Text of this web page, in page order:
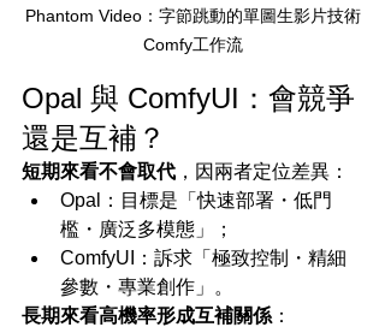
Phantom Video：字節跳動的單圖生影片技術
Comfy工作流
Opal 與 ComfyUI：會競爭
還是互補？
短期來看不會取代 ，因兩者定位差異：
Opal：目標是「快速部署・低門
檻・廣泛多模態」；
ComfyUI：訴求「極致控制・精細
參數・專業創作」。
長期來看高機率形成互補關係 ：